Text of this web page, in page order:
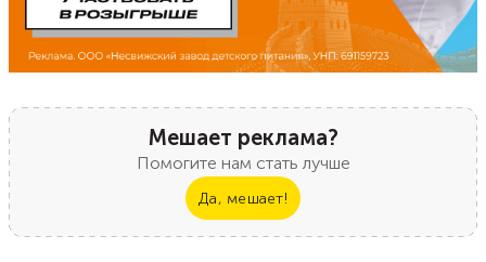
Мешает реклама?
Помогите нам стать лучше
Да, мешает!